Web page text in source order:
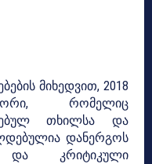
მიხედვით, 2018
რომელიც
თხილსა და
დანერგოს
და კრიტიკული